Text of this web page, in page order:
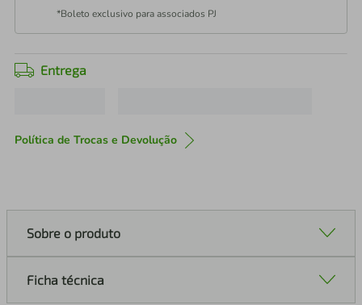
*Boleto exclusivo para associados PJ
Entrega
Política de Trocas e Devolução
Sobre o produto
Ficha técnica